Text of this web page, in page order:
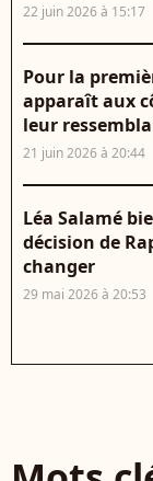
22 juin 2026 à 15:17
Pour la
apparaît aux
leur
21 juin 2026 à 20:44
Léa Salamé
décision de
changer
29 mai 2026 à 20:53